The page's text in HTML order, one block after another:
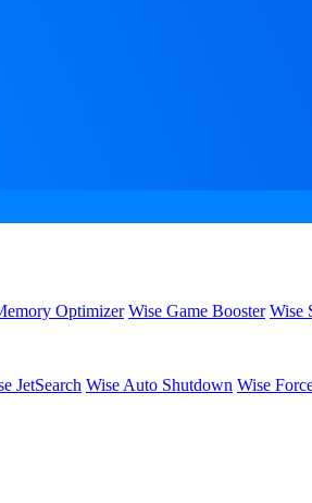
Optimizer Wise Game Booster Wise
JetSearch Wise Auto Shutdown Wise